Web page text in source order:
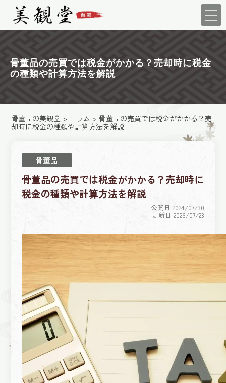
骨董品の売買では税金がかかる？売却時に税金
の種類や計算方法を解説
骨董品の美観堂 > コラム > 骨董品の売買では税金がかかる？売
却時に税金の種類や計算方法を解説
骨董品
骨董品の売買では税金がかかる？売却時に
税金の種類や計算方法を解説
公開日 2024/07/30
更新日 2026/07/23